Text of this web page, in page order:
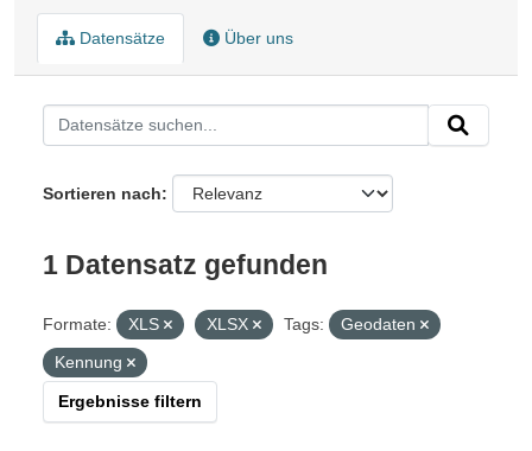
Datensätze Über uns
Sortieren nach
1 Datensatz gefunden
Formate: XLS XLSX Tags:
Geodaten
Kennung
Ergebnisse filtern